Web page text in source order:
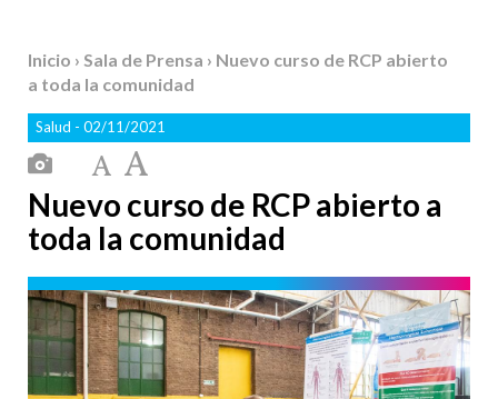
Inicio › Sala de Prensa › Nuevo curso de RCP abierto
a toda la comunidad
Salud - 02/11/2021
Nuevo curso de RCP abierto a
toda la comunidad